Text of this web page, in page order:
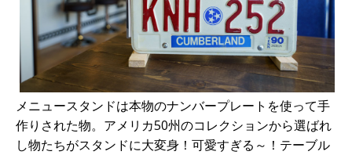
メニュースタンドは本物のナンバープレートを使って手
作りされた物。アメリカ50州のコレクションから選ばれ
し物たちがスタンドに大変身！可愛すぎる～！テーブル